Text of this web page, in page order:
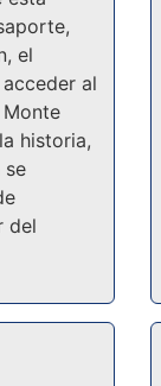
el
al
historia,
se
del